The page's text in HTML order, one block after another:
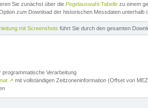
Sie zunächst über die Pegelauswahl-Tabelle zu einem
zum Download der historischen Messdaten unterhalb
mit Screenshots führt Sie durch den gesamten
Verarbeitung
↗ mit vollständigen Zeitzoneninformation (Offset von